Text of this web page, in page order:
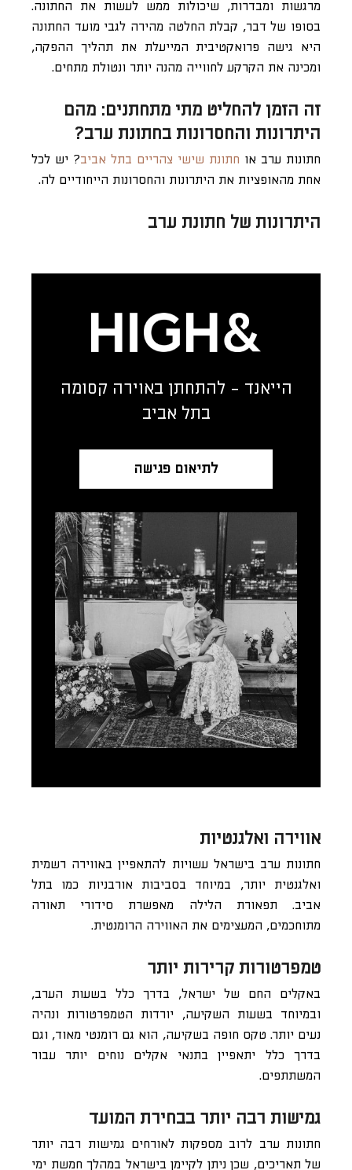
מרגשות ומבדרות, שיכולות ממש לעשות את החתונה.
בסופו של דבר, קבלת החלטה מהירה לגבי מועד החתונה
היא גישה פרואקטיבית המייעלת את תהליך ההפקה,
ומכינה את הקרקע לחווייה מהנה יותר ונטולת מתחים.
זה הזמן להחליט מתי מתחתנים: מהם
היתרונות והחסרונות בחתונת ערב?
חתונות ערב או חתונת שישי צהריים בתל אביב? יש לכל
אחת מהאופציות את היתרונות והחסרונות הייחודיים לה.
היתרונות של חתונת ערב
הייאנד - להתחתן באוירה קסומה
בתל אביב
לתיאום פגישה
אווירה ואלגנטיות
חתונות ערב בישראל עשויות להתאפיין באווירה רשמית
ואלגנטית יותר, במיוחד בסביבות אורבניות כמו בתל
אביב. תפאורת הלילה מאפשרת סידורי תאורה
מתוחכמים, המעצימים את האווירה הרומנטית.
טמפרטורות קרירות יותר
באקלים החם של ישראל, בדרך כלל בשעות הערב,
ובמיוחד בשעות השקיעה, יורדות הטמפרטורות ונהיה
נעים יותר. טקס חופה בשקיעה, הוא גם רומנטי מאוד, וגם
בדרך כלל יתאפיין בתנאי אקלים נוחים יותר עבור
המשתתפים.
גמישות רבה יותר בבחירת המועד
חתונות ערב לרוב מספקות לאורחים גמישות רבה יותר
של תאריכים, שכן ניתן לקיימן בישראל במהלך חמשת ימי